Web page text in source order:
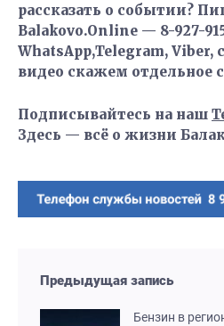
рассказать о событии?
Balakovo.Online — 8-927-
WhatsApp,Telegram, Viber,
видео скажем отдельное
Подписывайтесь на наш
Здесь — всё о жизни
Предыдущая запись
Бензин в